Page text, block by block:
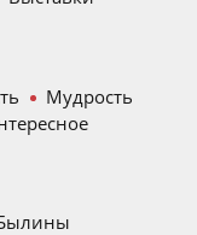
Мудрость